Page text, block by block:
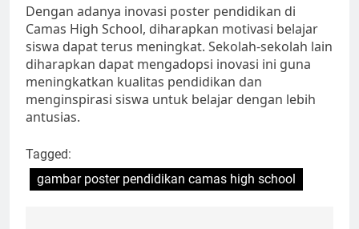
Dengan adanya inovasi poster pendidikan di
Camas High School, diharapkan motivasi belajar
siswa dapat terus meningkat. Sekolah-sekolah lain
diharapkan dapat mengadopsi inovasi ini guna
meningkatkan kualitas pendidikan dan
menginspirasi siswa untuk belajar dengan lebih
antusias.
Tagged:
gambar poster pendidikan camas high school